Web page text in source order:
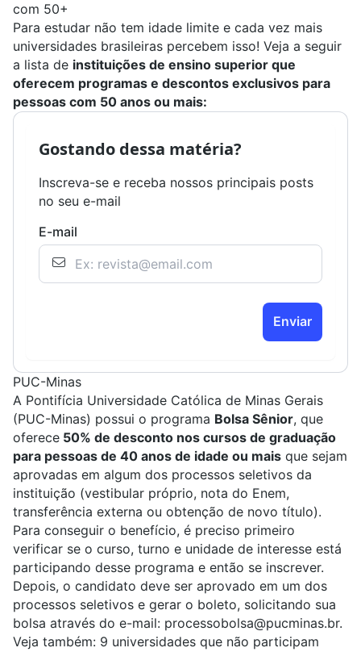
com 50+
Para estudar não tem idade limite e cada vez mais
universidades brasileiras percebem isso! Veja a seguir
a lista de instituições de ensino superior que
oferecem programas e descontos exclusivos para
pessoas com 50 anos ou mais:
Gostando dessa matéria?
Inscreva-se e receba nossos principais posts
no seu e-mail
E-mail
Enviar
PUC-Minas
A Pontifícia Universidade Católica de Minas Gerais
(PUC-Minas) possui o programa Bolsa Sênior, que
oferece 50% de desconto nos cursos de graduação
para pessoas de 40 anos de idade ou mais que sejam
aprovadas em algum dos processos seletivos da
instituição (vestibular próprio, nota do Enem,
transferência externa ou obtenção de novo título).
Para conseguir o benefício, é preciso primeiro
verificar se o curso, turno e unidade de interesse está
participando desse programa e então se inscrever.
Depois, o candidato deve ser aprovado em um dos
processos seletivos e gerar o boleto, solicitando sua
bolsa através do e-mail: processobolsa@pucminas.br.
Veja também: 9 universidades que não participam